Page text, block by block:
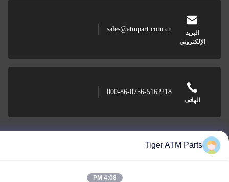
الإلكتروني
sales@atmpart.com.cn
000-86-0756-5162218
Tiger ATM Parts